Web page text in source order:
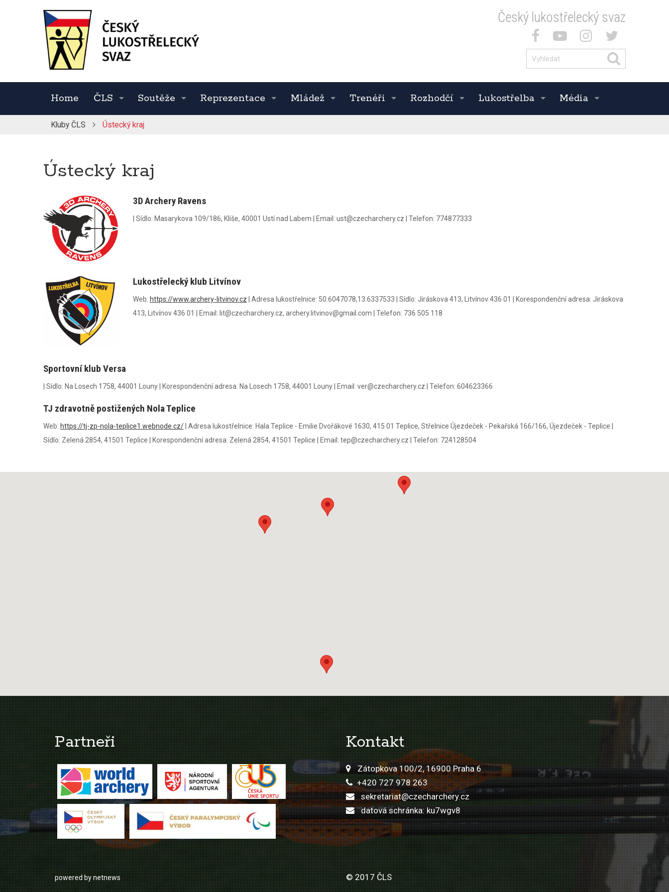
Český lukostřelecký svaz
Home ČLS Soutěže Reprezentace Mládež Trenéři Rozhodčí Lukostřelba Média
Kluby ČLS Ústecký kraj
Ústecký kraj
3D Archery Ravens
Sídlo: Masarykova 109/186, Klíše, 40001 Ustí nad Labem Email: ust@czecharchery.cz Telefon: 774877333
Lukostřelecký klub Litvínov
Web: https://www.archery-litvinov.cz Adresa lukostřelnice: 50.6047078,13.6337533 Sídlo: Jiráskova 413, Litvínov 436 01 Korespondenční adresa: Jiráskova
413, Litvínov 436 01
Email: lit@czecharchery.cz, archery.litvinov@gmail.com Telefon: 736 505 118
Sportovní klub Versa
| Sídlo: Na Losech 1758, 44001 Louny| Korespondenční adresa: Na Losech 1758, 44001 Louny| Email: ver@czecharchery.cz | Telefon: 604623366
TJ zdravotně postižených Nola Teplice
Web: https://tj-zp-nola-teplice1.webnode.cz/| Adresa lukostřelnice: Hala Teplice - Emilie Dvořákové 1630, 415 01 Teplice, Střelnice Újezdeček - Pekařská 166/166, Újezdeček - Teplice |
Sídlo: Zelená 2854, 41501 Teplice | Korespondenční adresa: Zelená 2854, 41501 Teplice | Email: tep@czecharchery.cz | Telefon: 724128504
Partneři Kontakt
Zátopkova 100/2, 16900 Praha 6
+420 727 978 263
sekretariat@czecharchery.cz
datová schránka: ku7wgv8
powered by netnews © 2017 ČLS